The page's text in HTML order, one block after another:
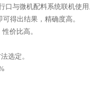
口与微机配料系统联机使用
得出结果，精确度高。
价比高。
选定。